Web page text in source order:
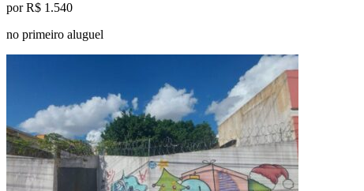
por R$ 1.540
no primeiro aluguel